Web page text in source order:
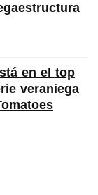
en el top
veraniega